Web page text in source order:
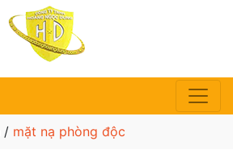
/ mặt nạ phòng độc